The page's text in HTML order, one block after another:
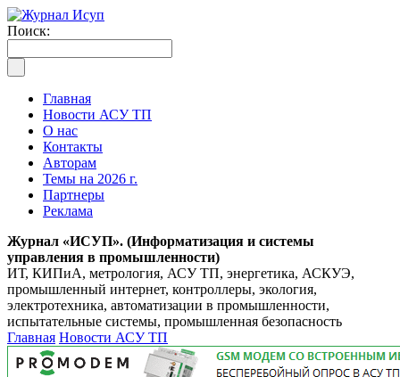
Поиск:
Главная
Новости АСУ ТП
О нас
Контакты
Авторам
Темы на 2026 г.
Партнеры
Реклама
Журнал «ИСУП». (Информатизация и системы
управления в промышленности)
ИТ, КИПиА, метрология, АСУ ТП, энергетика, АСКУЭ,
промышленный интернет, контроллеры, экология,
электротехника, автоматизации в промышленности,
испытательные системы, промышленная безопасность
Главная Новости АСУ ТП